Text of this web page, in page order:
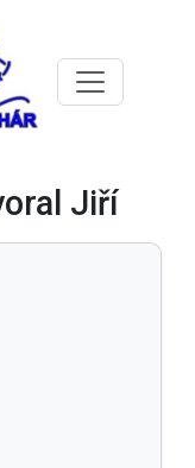
Jiří